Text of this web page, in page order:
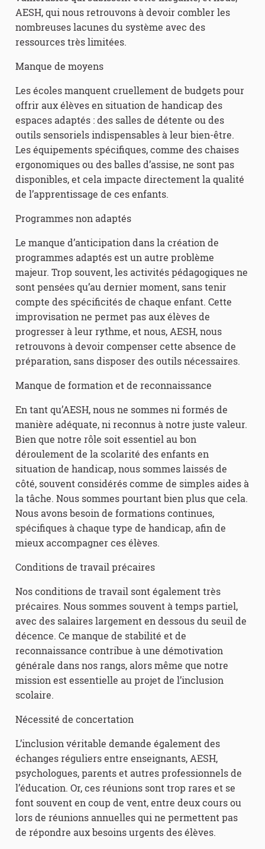
AESH, qui nous retrouvons à devoir combler les
nombreuses lacunes du système avec des
ressources très limitées.
Manque de moyens
Les écoles manquent cruellement de budgets pour
offrir aux élèves en situation de handicap des
espaces adaptés : des salles de détente ou des
outils sensoriels indispensables à leur bien-être.
Les équipements spécifiques, comme des chaises
ergonomiques ou des balles d’assise, ne sont pas
disponibles, et cela impacte directement la qualité
de l’apprentissage de ces enfants.
Programmes non adaptés
Le manque d’anticipation dans la création de
programmes adaptés est un autre problème
majeur. Trop souvent, les activités pédagogiques ne
sont pensées qu’au dernier moment, sans tenir
compte des spécificités de chaque enfant. Cette
improvisation ne permet pas aux élèves de
progresser à leur rythme, et nous, AESH, nous
retrouvons à devoir compenser cette absence de
préparation, sans disposer des outils nécessaires.
Manque de formation et de reconnaissance
En tant qu’AESH, nous ne sommes ni formés de
manière adéquate, ni reconnus à notre juste valeur.
Bien que notre rôle soit essentiel au bon
déroulement de la scolarité des enfants en
situation de handicap, nous sommes laissés de
côté, souvent considérés comme de simples aides à
la tâche. Nous sommes pourtant bien plus que cela.
Nous avons besoin de formations continues,
spécifiques à chaque type de handicap, afin de
mieux accompagner ces élèves.
Conditions de travail précaires
Nos conditions de travail sont également très
précaires. Nous sommes souvent à temps partiel,
avec des salaires largement en dessous du seuil de
décence. Ce manque de stabilité et de
reconnaissance contribue à une démotivation
générale dans nos rangs, alors même que notre
mission est essentielle au projet de l’inclusion
scolaire.
Nécessité de concertation
L’inclusion véritable demande également des
échanges réguliers entre enseignants, AESH,
psychologues, parents et autres professionnels de
l’éducation. Or, ces réunions sont trop rares et se
font souvent en coup de vent, entre deux cours ou
lors de réunions annuelles qui ne permettent pas
de répondre aux besoins urgents des élèves.